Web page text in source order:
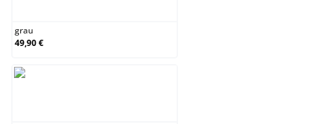
grau
49,90 €